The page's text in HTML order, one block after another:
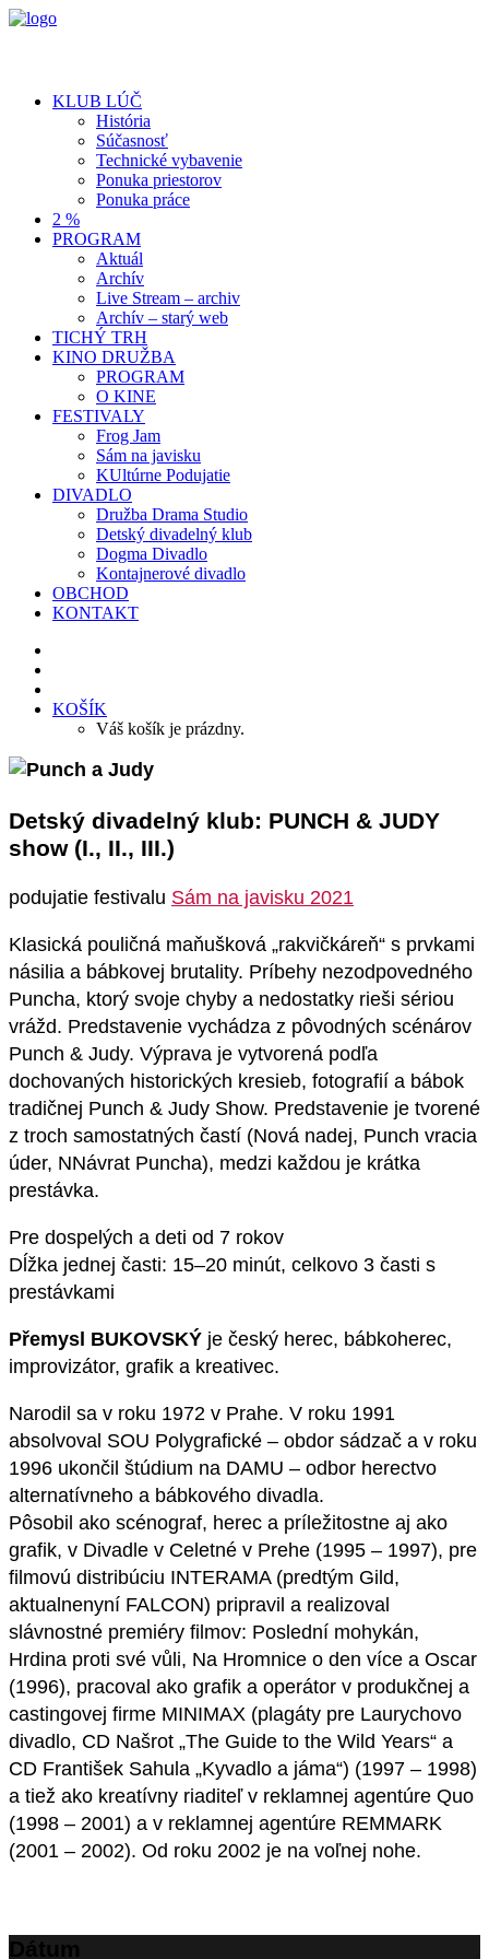
KLUB LÚČ
História
Súčasnosť
Technické vybavenie
Ponuka priestorov
Ponuka práce
2 %
PROGRAM
Aktuál
Archív
Live Stream – archiv
Archív – starý web
TICHÝ TRH
KINO DRUŽBA
PROGRAM
O KINE
FESTIVALY
Frog Jam
Sám na javisku
KUltúrne Podujatie
DIVADLO
Družba Drama Studio
Detský divadelný klub
Dogma Divadlo
Kontajnerové divadlo
OBCHOD
KONTAKT
KOŠÍK
Váš košík je prázdny.
Detský divadelný klub: PUNCH & JUDY
show (I., II., III.)
podujatie festivalu Sám na javisku 2021
Klasická pouličná maňušková „rakvičkáreň“ s prvkami
násilia a bábkovej brutality. Príbehy nezodpovedného
Puncha, ktorý svoje chyby a nedostatky rieši sériou
vrážd. Predstavenie vychádza z pôvodných scénárov
Punch & Judy. Výprava je vytvorená podľa
dochovaných historických kresieb, fotografií a bábok
tradičnej Punch & Judy Show. Predstavenie je tvorené
z troch samostatných častí (Nová nadej, Punch vracia
úder, NNávrat Puncha), medzi každou je krátka
prestávka.
Pre dospelých a deti od 7 rokov
Dĺžka jednej časti: 15–20 minút, celkovo 3 časti s
prestávkami
Přemysl BUKOVSKÝ je český herec, bábkoherec,
improvizátor, grafik a kreativec.
Narodil sa v roku 1972 v Prahe. V roku 1991
absolvoval SOU Polygrafické – obdor sádzač a v roku
1996 ukončil štúdium na DAMU – odbor herectvo
alternatívneho a bábkového divadla.
Pôsobil ako scénograf, herec a príležitostne aj ako
grafik, v Divadle v Celetné v Prehe (1995 – 1997), pre
filmovú distribúciu INTERAMA (predtým Gild,
aktualnenyní FALCON) pripravil a realizoval
slávnostné premiéry filmov: Poslední mohykán,
Hrdina proti své vůli, Na Hromnice o den více a Oscar
(1996), pracoval ako grafik a operátor v produkčnej a
castingovej firme MINIMAX (plagáty pre Laurychovo
divadlo, CD Našrot „The Guide to the Wild Years“ a
CD František Sahula „Kyvadlo a jáma“) (1997 – 1998)
a tiež ako kreatívny riaditeľ v reklamnej agentúre Quo
(1998 – 2001) a v reklamnej agentúre REMMARK
(2001 – 2002). Od roku 2002 je na voľnej nohe.
Dátum